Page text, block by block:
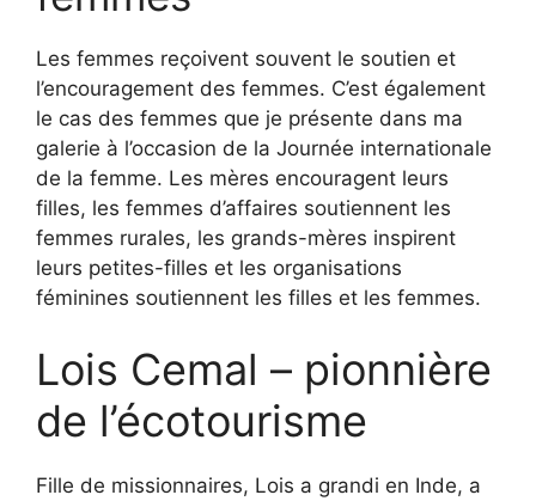
Les femmes reçoivent souvent le soutien et
l’encouragement des femmes. C’est également
le cas des femmes que je présente dans ma
galerie à l’occasion de la Journée internationale
de la femme. Les mères encouragent leurs
filles, les femmes d’affaires soutiennent les
femmes rurales, les grands-mères inspirent
leurs petites-filles et les organisations
féminines soutiennent les filles et les femmes.
Lois Cemal – pionnière
de l’écotourisme
Fille de missionnaires, Lois a grandi en Inde, a